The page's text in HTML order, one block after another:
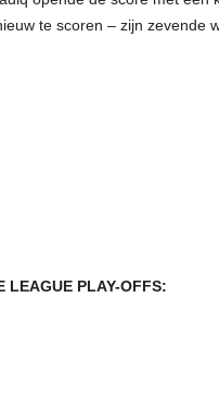
te scoren – zijn zevende
LEAGUE PLAY-OFFS: